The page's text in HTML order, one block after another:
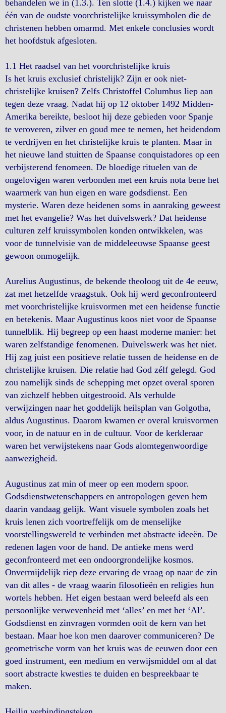
behandelen we in (1.3.). Ten slotte (1.4.) kijken we naar
één van de oudste voorchristelijke kruissymbolen die de
christenen hebben omarmd. Met enkele conclusies wordt
het hoofdstuk afgesloten.
1.1 Het raadsel van het voorchristelijke kruis
Is het kruis exclusief christelijk? Zijn er ook niet-
christelijke kruisen? Zelfs Christoffel Columbus liep aan
tegen deze vraag. Nadat hij op 12 oktober 1492 Midden-
Amerika bereikte, besloot hij deze gebieden voor Spanje
te veroveren, zilver en goud mee te nemen, het heidendom
te verdrijven en het christelijke kruis te planten. Maar in
het nieuwe land stuitten de Spaanse conquistadores op een
verbijsterend fenomeen. De bloedige rituelen van de
ongelovigen waren verbonden met een kruis nota bene het
waarmerk van hun eigen en ware godsdienst. Een
mysterie. Waren deze heidenen soms in aanraking geweest
met het evangelie? Was het duivelswerk? Dat heidense
culturen zelf kruissymbolen konden ontwikkelen, was
voor de tunnelvisie van de middeleeuwse Spaanse geest
gewoon onmogelijk.
Aurelius Augustinus, de bekende theoloog uit de 4e eeuw,
zat met hetzelfde vraagstuk. Ook hij werd geconfronteerd
met voorchristelijke kruisvormen met een heidense functie
en betekenis. Maar Augustinus koos niet voor de Spaanse
tunnelblik. Hij begreep op een haast moderne manier: het
waren zelfstandige fenomenen. Duivelswerk was het niet.
Hij zag juist een positieve relatie tussen de heidense en de
christelijke kruisen. Die relatie had God zélf gelegd. God
zou namelijk sinds de schepping met opzet overal sporen
van zichzelf hebben uitgestrooid. Als verhulde
verwijzingen naar het goddelijk heilsplan van Golgotha,
aldus Augustinus. Daarom kwamen er overal kruisvormen
voor, in de natuur en in de cultuur. Voor de kerkleraar
waren het verwijstekens naar Gods alomtegenwoordige
aanwezigheid.
Augustinus zat min of meer op een modern spoor.
Godsdienstwetenschappers en antropologen geven hem
daarin vandaag gelijk. Want visuele symbolen zoals het
kruis lenen zich voortreffelijk om de menselijke
voorstellingswereld te verbinden met abstracte ideeën. De
redenen lagen voor de hand. De antieke mens werd
geconfronteerd met een ondoorgrondelijke kosmos.
Onvermijdelijk riep deze ervaring de vraag op naar de zin
van dit alles - de vraag waarin filosofieën en religies hun
wortels hebben. Het eigen bestaan werd beleefd als een
persoonlijke verwevenheid met ‘alles’ en met het ‘Al’.
Godsdienst en zinvragen vormden ooit de kern van het
bestaan. Maar hoe kon men daarover communiceren? De
geometrische vorm van het kruis was de eeuwen door een
goed instrument, een medium en verwijsmiddel om al dat
soort abstracte kwesties te duiden en bespreekbaar te
maken.